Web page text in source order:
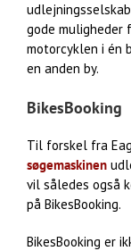
gode
motorcyklen i én
en anden by.
BikesBooking
Til forskel fra
søgemaskinen
vil således også
på BikesBooking.
BikesBooking er